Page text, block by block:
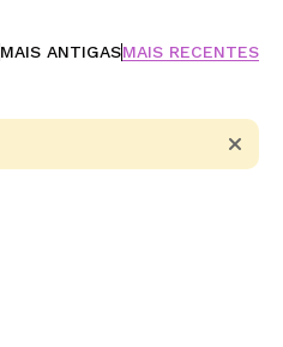
MAIS ANTIGASMAIS RECENTES